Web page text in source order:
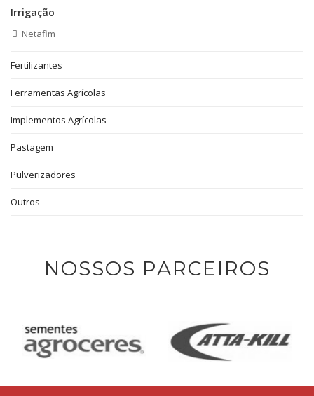
Irrigação
Netafim
Fertilizantes
Ferramentas Agrícolas
Implementos Agrícolas
Pastagem
Pulverizadores
Outros
NOSSOS PARCEIROS